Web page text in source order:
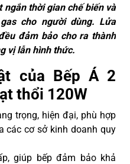
ngắn thời gian chế biến và
cho người dùng. Lửa
đảm bảo cho ra thành
vị lẫn hình thức.
của Bếp Á 2
thổi 120W
trọng, hiện đại, phù hợp
các cơ sở kinh doanh quy
giúp bếp đảm bảo khả